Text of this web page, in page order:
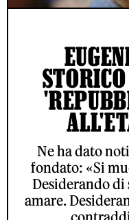
Ne ha dato
fondato: «Si
Desiderando di
amare.